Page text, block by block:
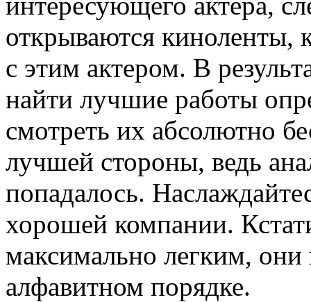
открываются киноленты,
с этим актером. В
найти лучшие работы
смотреть их абсолютно
лучшей стороны, ведь
попадалось.
хорошей компании.
максимально легким, они
алфавитном порядке.